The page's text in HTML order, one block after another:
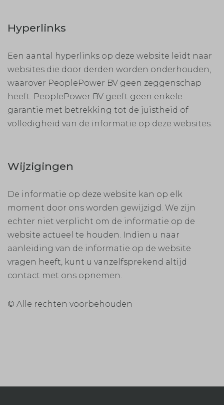
Hyperlinks
Een aantal hyperlinks op deze website leidt naar
websites die door derden worden onderhouden,
waarover PeoplePower BV geen zeggenschap
heeft. PeoplePower BV geeft geen enkele
garantie met betrekking tot de juistheid of
volledigheid van de informatie op deze websites.
Wijzigingen
De informatie op deze website kan op elk
moment door ons worden gewijzigd. We zijn
echter niet verplicht om de informatie op de
website actueel te houden. Indien u naar
aanleiding van de informatie op de website
vragen heeft, kunt u vanzelfsprekend altijd
contact met ons opnemen.
© Alle rechten voorbehouden